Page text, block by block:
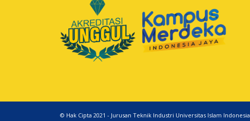
© Hak Cipta 2021 - Jurusan Teknik Industri Universitas Islam Indonesia